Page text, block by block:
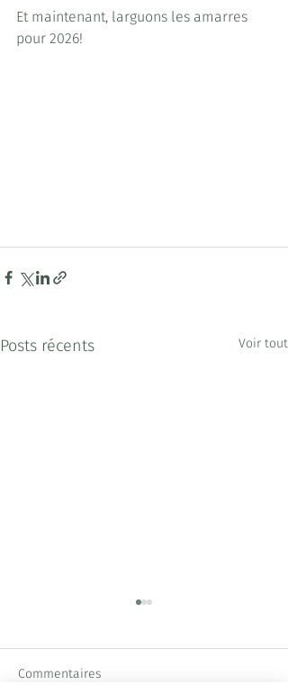
Et maintenant, larguons les amarres
pour 2026!
Posts récents Voir tout
Commentaires